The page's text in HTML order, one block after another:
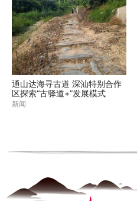
通山达海寻古道 深汕特别合作
区探索“古驿道+”发展模式
新闻